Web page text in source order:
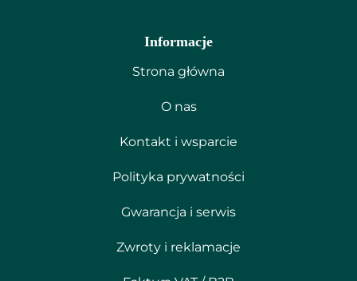
Informacje
Strona główna
O nas
Kontakt i wsparcie
Polityka prywatności
Gwarancja i serwis
Zwroty i reklamacje